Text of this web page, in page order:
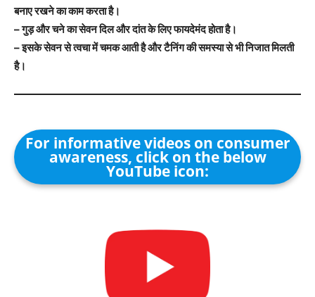
बनाए रखने का काम करता है।
– गुड़ और चने का सेवन दिल और दांत के लिए फायदेमंद होता है।
– इसके सेवन से त्वचा में चमक आती है और टैनिंग की समस्या से भी निजात मिलती
है।
For informative videos on consumer
awareness, click on the below
YouTube icon: